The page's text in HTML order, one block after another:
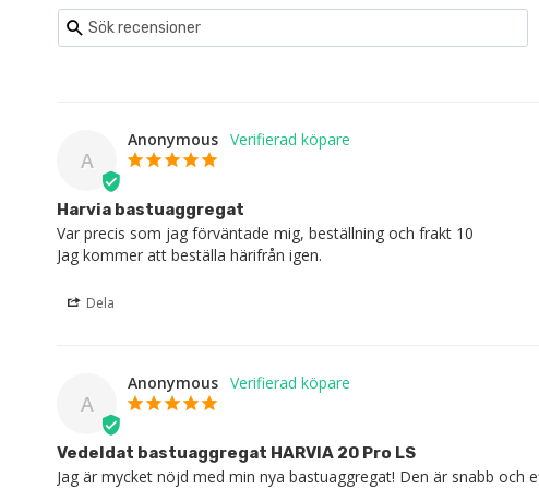
A
Anonymous
Harvia bastuaggregat
Var precis som jag förväntade mig, beställning och frakt 10
Jag kommer att beställa härifrån igen.
Dela
A
Anonymous
Vedeldat bastuaggregat HARVIA 20 Pro LS
Jag är mycket nöjd med min nya bastuaggregat! Den är snabb